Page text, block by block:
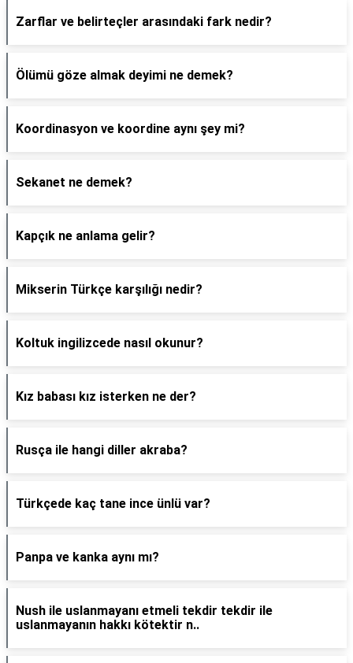
Zarflar ve belirteçler arasındaki fark nedir?
Ölümü göze almak deyimi ne demek?
Koordinasyon ve koordine aynı şey mi?
Sekanet ne demek?
Kapçık ne anlama gelir?
Mikserin Türkçe karşılığı nedir?
Koltuk ingilizcede nasıl okunur?
Kız babası kız isterken ne der?
Rusça ile hangi diller akraba?
Türkçede kaç tane ince ünlü var?
Panpa ve kanka aynı mı?
Nush ile uslanmayanı etmeli tekdir tekdir ile
uslanmayanın hakkı kötektir n..